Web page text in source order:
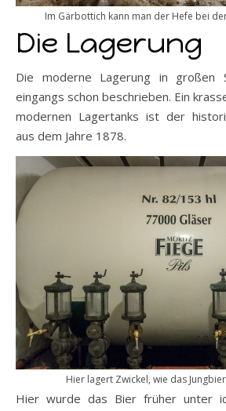
Im Gärbottich kann man der Hefe bei
Die Lagerung
Die moderne Lagerung in großen
eingangs schon beschrieben. Ein
modernen Lagertanks ist der
aus dem Jahre 1878.
Hier lagert Zwickel, wie das
Hier wurde das Bier früher unter